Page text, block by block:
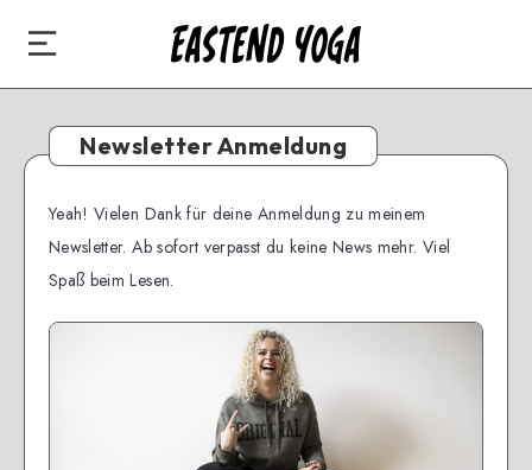
Newsletter Anmeldung
Yeah! Vielen Dank für deine Anmeldung zu meinem
Newsletter. Ab sofort verpasst du keine News mehr. Viel
Spaß beim Lesen.